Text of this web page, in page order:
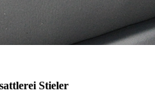
Stieler